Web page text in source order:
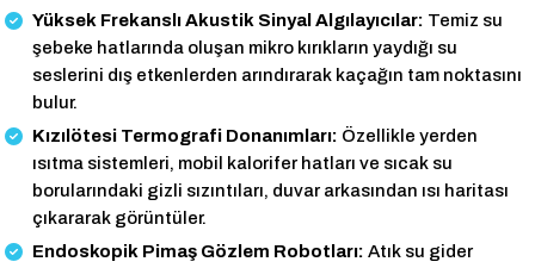
Yüksek Frekanslı Akustik Sinyal Algılayıcılar: Temiz su
şebeke hatlarında oluşan mikro kırıkların yaydığı su
seslerini dış etkenlerden arındırarak kaçağın tam noktasını
bulur.
Kızılötesi Termografi Donanımları: Özellikle yerden
ısıtma sistemleri, mobil kalorifer hatları ve sıcak su
borularındaki gizli sızıntıları, duvar arkasından ısı haritası
çıkararak görüntüler.
Endoskopik Pimaş Gözlem Robotları: Atık su gider